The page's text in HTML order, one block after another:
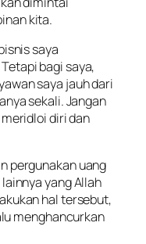
kita.
saya
bagi saya,
saya jauh dari
sekali. Jangan
diri dan
pergunakan uang
yang Allah
hal tersebut,
menghancurkan